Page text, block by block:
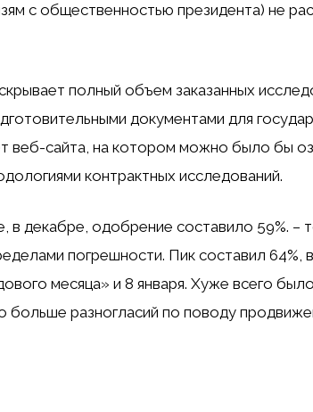
с общественностью президента) не
полный объем заказанных
документами для
веб-сайта, на котором можно было бы
контрактных исследований.
в декабре, одобрение составило 59%. –
погрешности. Пик составил 64%,
месяца» и 8 января. Хуже всего
больше разногласий по поводу